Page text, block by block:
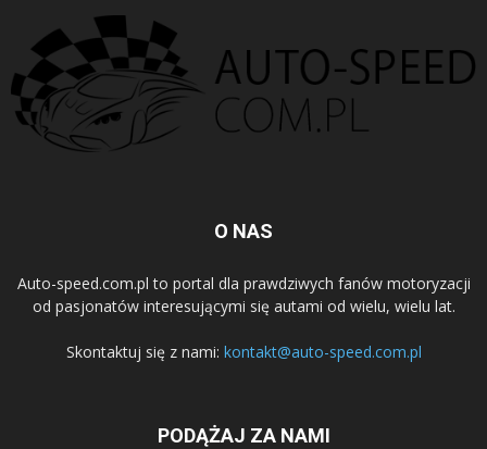
O NAS
Auto-speed.com.pl to portal dla prawdziwych fanów motoryzacji
od pasjonatów interesującymi się autami od wielu, wielu lat.
Skontaktuj się z nami: kontakt@auto-speed.com.pl
PODĄŻAJ ZA NAMI